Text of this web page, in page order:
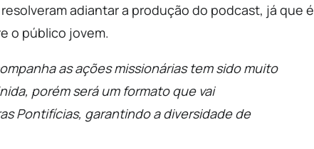
adiantar a produção do podcast, já que é
o público jovem.
as ações missionárias tem sido muito
porém será um formato que vai
Pontifícias, garantindo a diversidade de